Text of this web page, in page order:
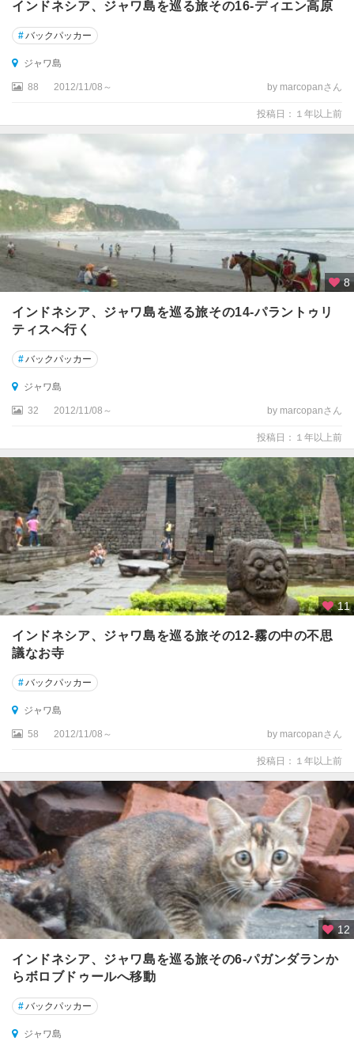
インドネシア、ジャワ島を巡る旅その16-ディエン高原
#バックパッカー
ジャワ島
88 2012/11/08～ by marcopanさん
投稿日：１年以上前
8
インドネシア、ジャワ島を巡る旅その14-パラントゥリ
ティスへ行く
#バックパッカー
ジャワ島
32 2012/11/08～ by marcopanさん
投稿日：１年以上前
11
インドネシア、ジャワ島を巡る旅その12-霧の中の不思
議なお寺
#バックパッカー
ジャワ島
58 2012/11/08～ by marcopanさん
投稿日：１年以上前
12
インドネシア、ジャワ島を巡る旅その6-パガンダランか
らボロブドゥールへ移動
#バックパッカー
ジャワ島